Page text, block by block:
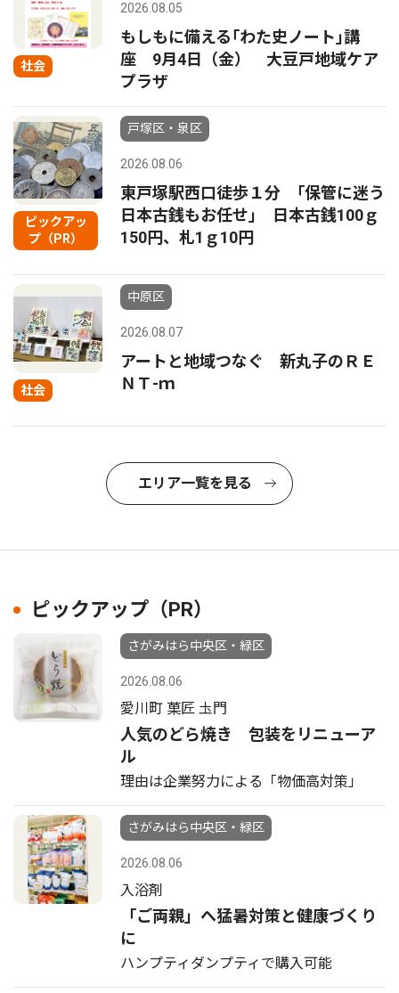
社会
2026.08.05
もしもに備える｢わた史ノート｣講
座 9月4日（金） 大豆戸地域ケア
プラザ
ピックアッ
プ（PR）
戸塚区・泉区
2026.08.06
東戸塚駅西口徒歩１分 ｢保管に迷う
日本古銭もお任せ｣ 日本古銭100ｇ
150円、札1ｇ10円
社会
中原区
2026.08.07
アートと地域つなぐ 新丸子のＲＥ
ＮＴ-ｍ
エリア一覧を見る
ピックアップ（PR）
さがみはら中央区・緑区
2026.08.06
愛川町 菓匠 圡門
人気のどら焼き 包装をリニューア
ル
理由は企業努力による「物価高対策」
さがみはら中央区・緑区
2026.08.06
入浴剤
「ご両親」へ猛暑対策と健康づくり
に
ハンプティダンプティで購入可能